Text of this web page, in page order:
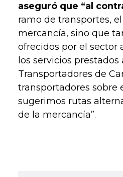
aseguró que “al
ramo de transportes,
mercancía, sino que
ofrecidos por el sector
los servicios
Transportadores de
transportadores sobre
sugerimos rutas
de la mercancía”.